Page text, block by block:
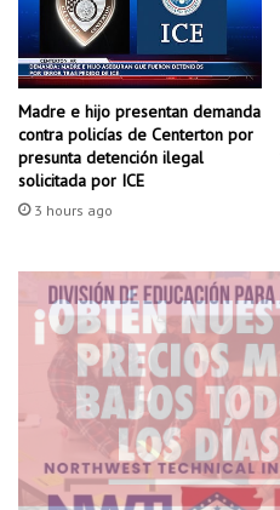
e
h
í
c
u
l
o
s
Madre e hijo presentan demanda
contra policías de Centerton por
presunta detención ilegal
solicitada por ICE
3 hours ago